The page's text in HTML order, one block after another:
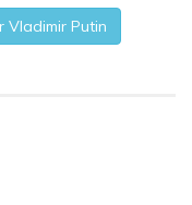
Vladimir Putin